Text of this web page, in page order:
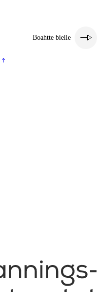
Boahtte bielle